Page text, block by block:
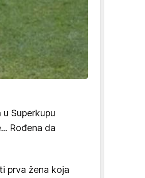
Superkupu
Rođena da
prva žena koja